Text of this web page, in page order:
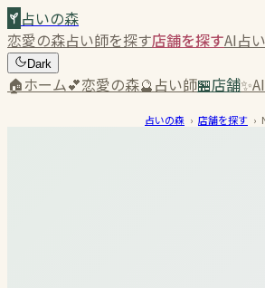
占いの森
恋愛の森占い師を探す店舗を探すAI占い
Dark
🏠ホーム💕恋愛の森🔮占い師🏪店舗✨
占いの森 › 店舗を探す ›